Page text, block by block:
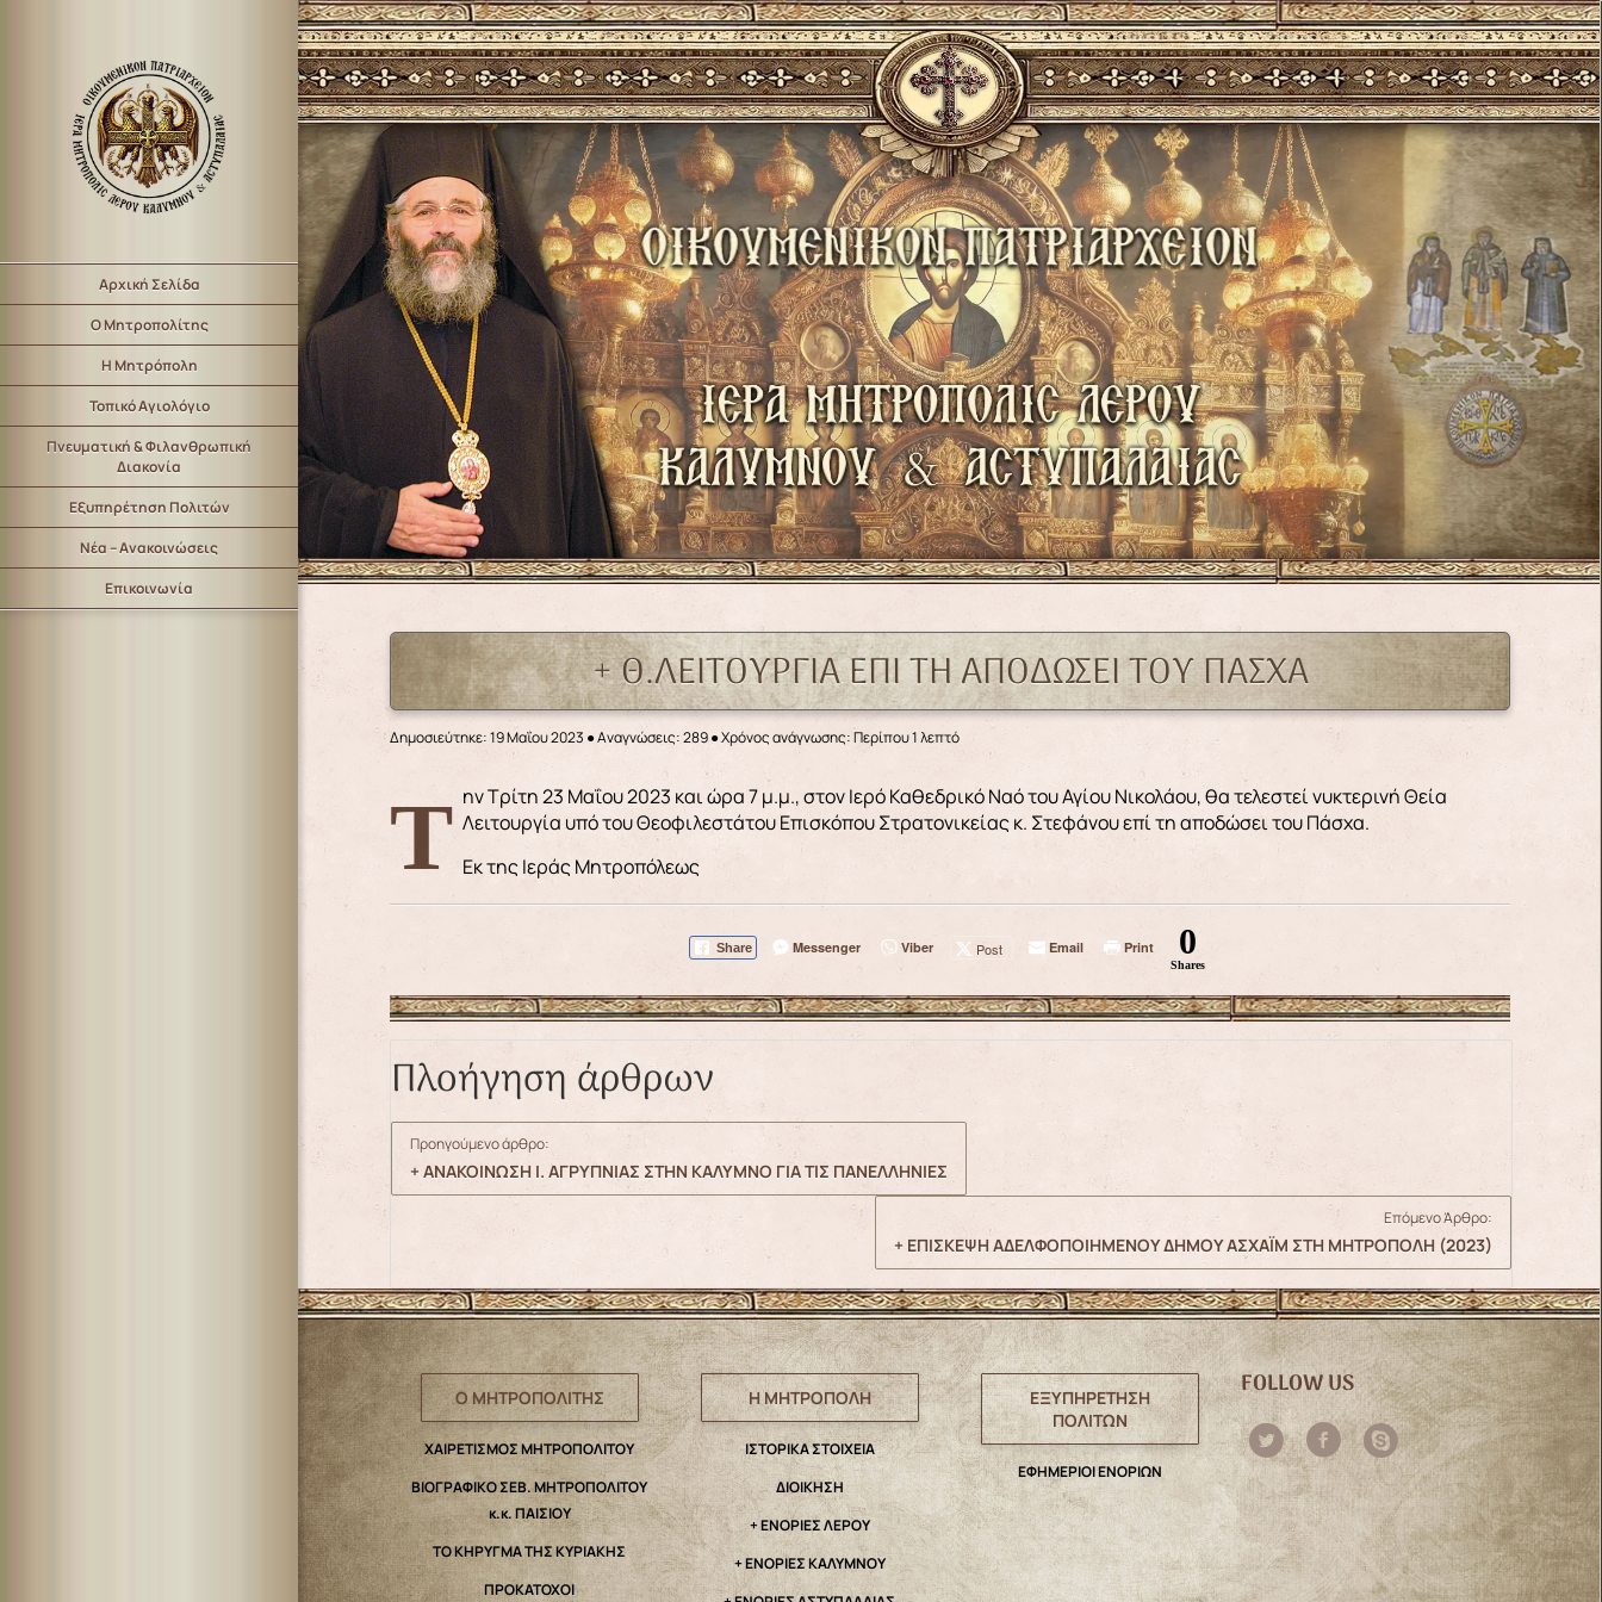
Αρχική Σελίδα
Ο Μητροπολίτης
Η Μητρόπολη
Τοπικό Αγιολόγιο
Πνευματική & Φιλανθρωπική
Διακονία
Εξυπηρέτηση Πολιτών
Νέα – Ανακοινώσεις
Επικοινωνία
+ Θ.ΛΕΙΤΟΥΡΓΙΑ ΕΠΙ ΤΗ ΑΠΟΔΩΣΕΙ ΤΟΥ ΠΑΣΧΑ
Δημοσιεύτηκε: 19 Μαΐου 2023 ●Αναγνώσεις: 289● Χρόνος ανάγνωσης: Περίπου 1 λεπτό
Την Τρίτη 23 Μαΐου 2023 και ώρα 7 μ.μ., στον Ιερό Καθεδρικό Ναό του Αγίου Νικολάου, θα τελεστεί νυκτερινή Θεία Λειτουργία υπό του Θεοφιλεστάτου Επισκόπου Στρατονικείας κ. Στεφάνου επί τη αποδώσει του Πάσχα.
Εκ της Ιεράς Μητροπόλεως
Share Messenger Viber Post Email Print 0
Shares
Πλοήγηση άρθρων
Προηγούμενο άρθρο:
+ ΑΝΑΚΟΙΝΩΣΗ Ι. ΑΓΡΥΠΝΙΑΣ ΣΤΗΝ ΚΑΛΥΜΝΟ ΓΙΑ ΤΙΣ ΠΑΝΕΛΛΗΝΙΕΣ
Επόμενο Άρθρο:
+ ΕΠΙΣΚΕΨΗ ΑΔΕΛΦΟΠΟΙΗΜΕΝΟΥ ΔΗΜΟΥ ΑΣΧΑΪΜ ΣΤΗ ΜΗΤΡΟΠΟΛΗ (2023)
Ο ΜΗΤΡΟΠΟΛΙΤΗΣ
ΧΑΙΡΕΤΙΣΜΟΣ ΜΗΤΡΟΠΟΛΙΤΟΥ
ΒΙΟΓΡΑΦΙΚΟ ΣΕΒ. ΜΗΤΡΟΠΟΛΙΤΟΥ
κ.κ. ΠΑΙΣΙΟΥ
ΤΟ ΚΗΡΥΓΜΑ ΤΗΣ ΚΥΡΙΑΚΗΣ
ΠΡΟΚΑΤΟΧΟΙ
Η ΜΗΤΡΟΠΟΛΗ
IΣΤΟΡΙΚΑ ΣΤΟΙΧΕΙΑ
ΔΙΟΙΚΗΣΗ
+ ΕΝΟΡΙΕΣ ΛΕΡΟΥ
+ ΕΝΟΡΙΕΣ ΚΑΛΥΜΝΟΥ
ΕΞΥΠΗΡΕΤΗΣΗ
ΠΟΛΙΤΩΝ
ΕΦΗΜΕΡΙΟΙ ΕΝΟΡΙΩΝ
FOLLOW US